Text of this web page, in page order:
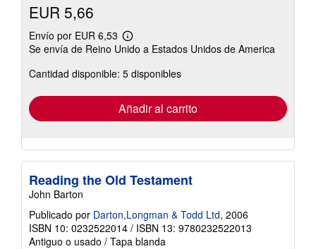
EUR 5,66
Envío por EUR 6,53
Más
información
las
tarifas
envío
Se envía de Reino Unido a Estados Unidos de America
Cantidad disponible: 5 disponibles
Añadir al carrito
Reading the Old Testament
John Barton
Publicado por Darton,Longman & Todd Ltd, 2006
ISBN 10: 0232522014 / ISBN 13: 9780232522013
Antiguo o usado / Tapa blanda